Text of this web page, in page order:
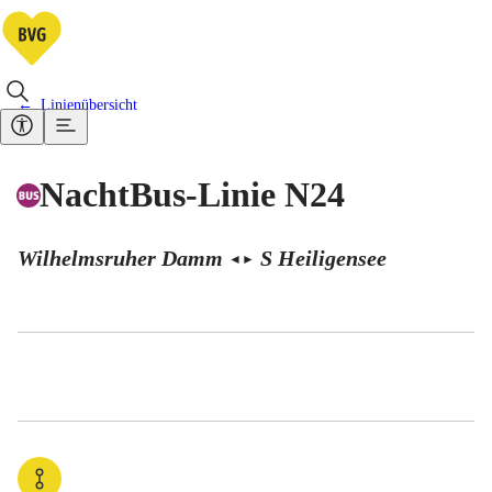
Linienübersicht
NachtBus-Linie N24
Wilhelmsruher Damm ◄ ► S Heiligensee